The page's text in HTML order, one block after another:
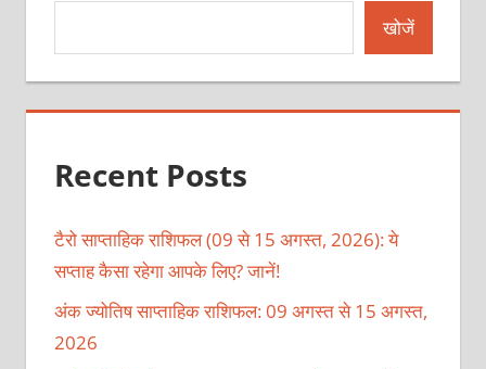
खोजें
Recent Posts
टैरो साप्ताहिक राशिफल (09 से 15 अगस्त, 2026): ये
सप्ताह कैसा रहेगा आपके लिए? जानें!
अंक ज्योतिष साप्ताहिक राशिफल: 09 अगस्त से 15 अगस्त,
2026